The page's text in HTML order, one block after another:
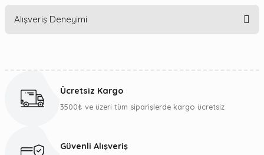
Bu ürünün fiyat bilgisi, resim, ürün açıklamalarında ve diğer
Ürün açıklamasında eksik bilgiler bulunuyor.
Bu ürüne benzer farklı alternatifler olmalı.
Alışveriş Deneyimi
Deneyimini Paylaş
Ücretsiz Kargo
3500₺ ve üzeri tüm siparişlerde kargo ücretsiz
Güvenli Alışveriş